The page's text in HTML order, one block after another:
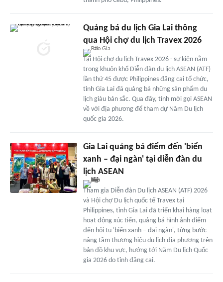
Quảng bá du lịch Gia Lai thông
qua Hội chợ du lịch Travex 2026
Tại Hội chợ du lịch Travex 2026 - sự kiện nằm
trong khuôn khổ Diễn đàn du lịch ASEAN (ATF)
lần thứ 45 được Philippines đăng cai tổ chức,
tỉnh Gia Lai đã quảng bá những sản phẩm du
lịch giàu bản sắc. Qua đây, tỉnh mời gọi ASEAN
về với địa phương để tham dự Năm Du lịch
quốc gia 2026.
Gia Lai quảng bá điểm đến 'biển
xanh – đại ngàn' tại diễn đàn du
lịch ASEAN
Tham gia Diễn đàn Du lịch ASEAN (ATF) 2026
và Hội chợ Du lịch quốc tế Travex tại
Philippines, tỉnh Gia Lai đã triển khai hàng loạt
hoạt động xúc tiến, quảng bá hình ảnh điểm
đến hội tụ 'biển xanh – đại ngàn', từng bước
nâng tầm thương hiệu du lịch địa phương trên
bản đồ khu vực, hướng tới Năm Du lịch Quốc
gia 2026 do tỉnh đăng cai.